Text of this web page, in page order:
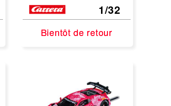
1/32
Bientôt de retour
Bientôt de retour